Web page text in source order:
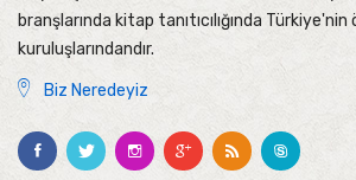
branşlarında kitap tanıtıcılığında Türkiye'nin
kuruluşlarındandır.
Biz Neredeyiz